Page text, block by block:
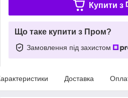
Купити з
Що таке купити з Пром?
Замовлення під захистом
Доставка